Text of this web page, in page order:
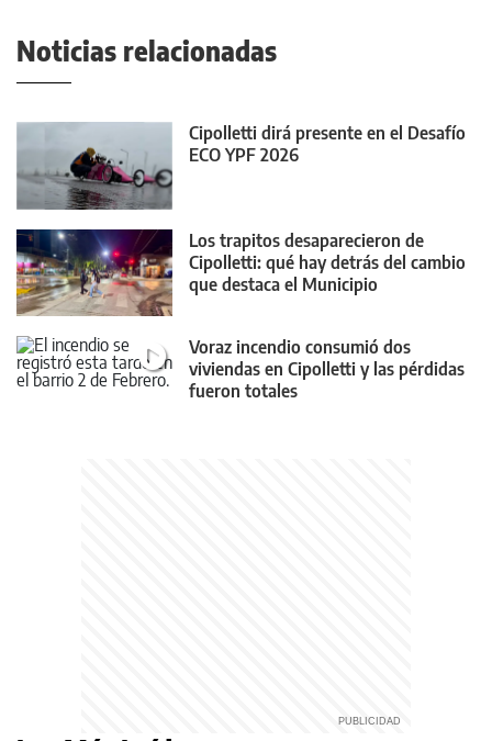
Noticias relacionadas
Cipolletti dirá presente en el Desafío
ECO YPF 2026
Los trapitos desaparecieron de
Cipolletti: qué hay detrás del cambio
que destaca el Municipio
Voraz incendio consumió dos
viviendas en Cipolletti y las pérdidas
fueron totales